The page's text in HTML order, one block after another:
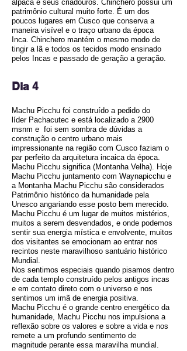
alpaca e seus criadouros. Chinchero possui um
patrimônio cultural muito forte. É um dos
poucos lugares em Cusco que conserva a
maneira visível e o traço urbano da época
Inca. Chinchero mantém o mesmo modo de
tingir a lã e todos os tecidos modo ensinado
pelos Incas e passado de geração a geração.
Dia 4
Machu Picchu foi construído a pedido do
líder Pachacutec e está localizado a 2900
msnm e foi sem sombra de dúvidas a
construção o centro urbano mais
impressionante na região com Cusco faziam o
par perfeito da arquitetura incaica da época.
Machu Picchu significa (Montanha Velha). Hoje
Machu Picchu juntamento com Waynapicchu e
a Montanha Machu Picchu são considerados
Patrimônio histórico da humanidade pela
Unesco angariando esse posto bem merecido.
Machu Picchu é um lugar de muitos mistérios,
muitos a serem desvendados, e onde podemos
sentir sua energia mística e envolvente, muitos
dos visitantes se emocionam ao entrar nos
recintos neste maravilhoso santuário histórico
Mundial.
Nos sentimos especiais quando pisamos dentro
de cada templo construído pelos antigos incas
e em contato direto com o universo e nos
sentimos um imã de energia positiva.
Machu Picchu é o grande centro energético da
humanidade, Machu Picchu nos impulsiona a
reflexão sobre os valores e sobre a vida e nos
remete a um profundo sentimento de
magnitude perante essa maravilha mundial.